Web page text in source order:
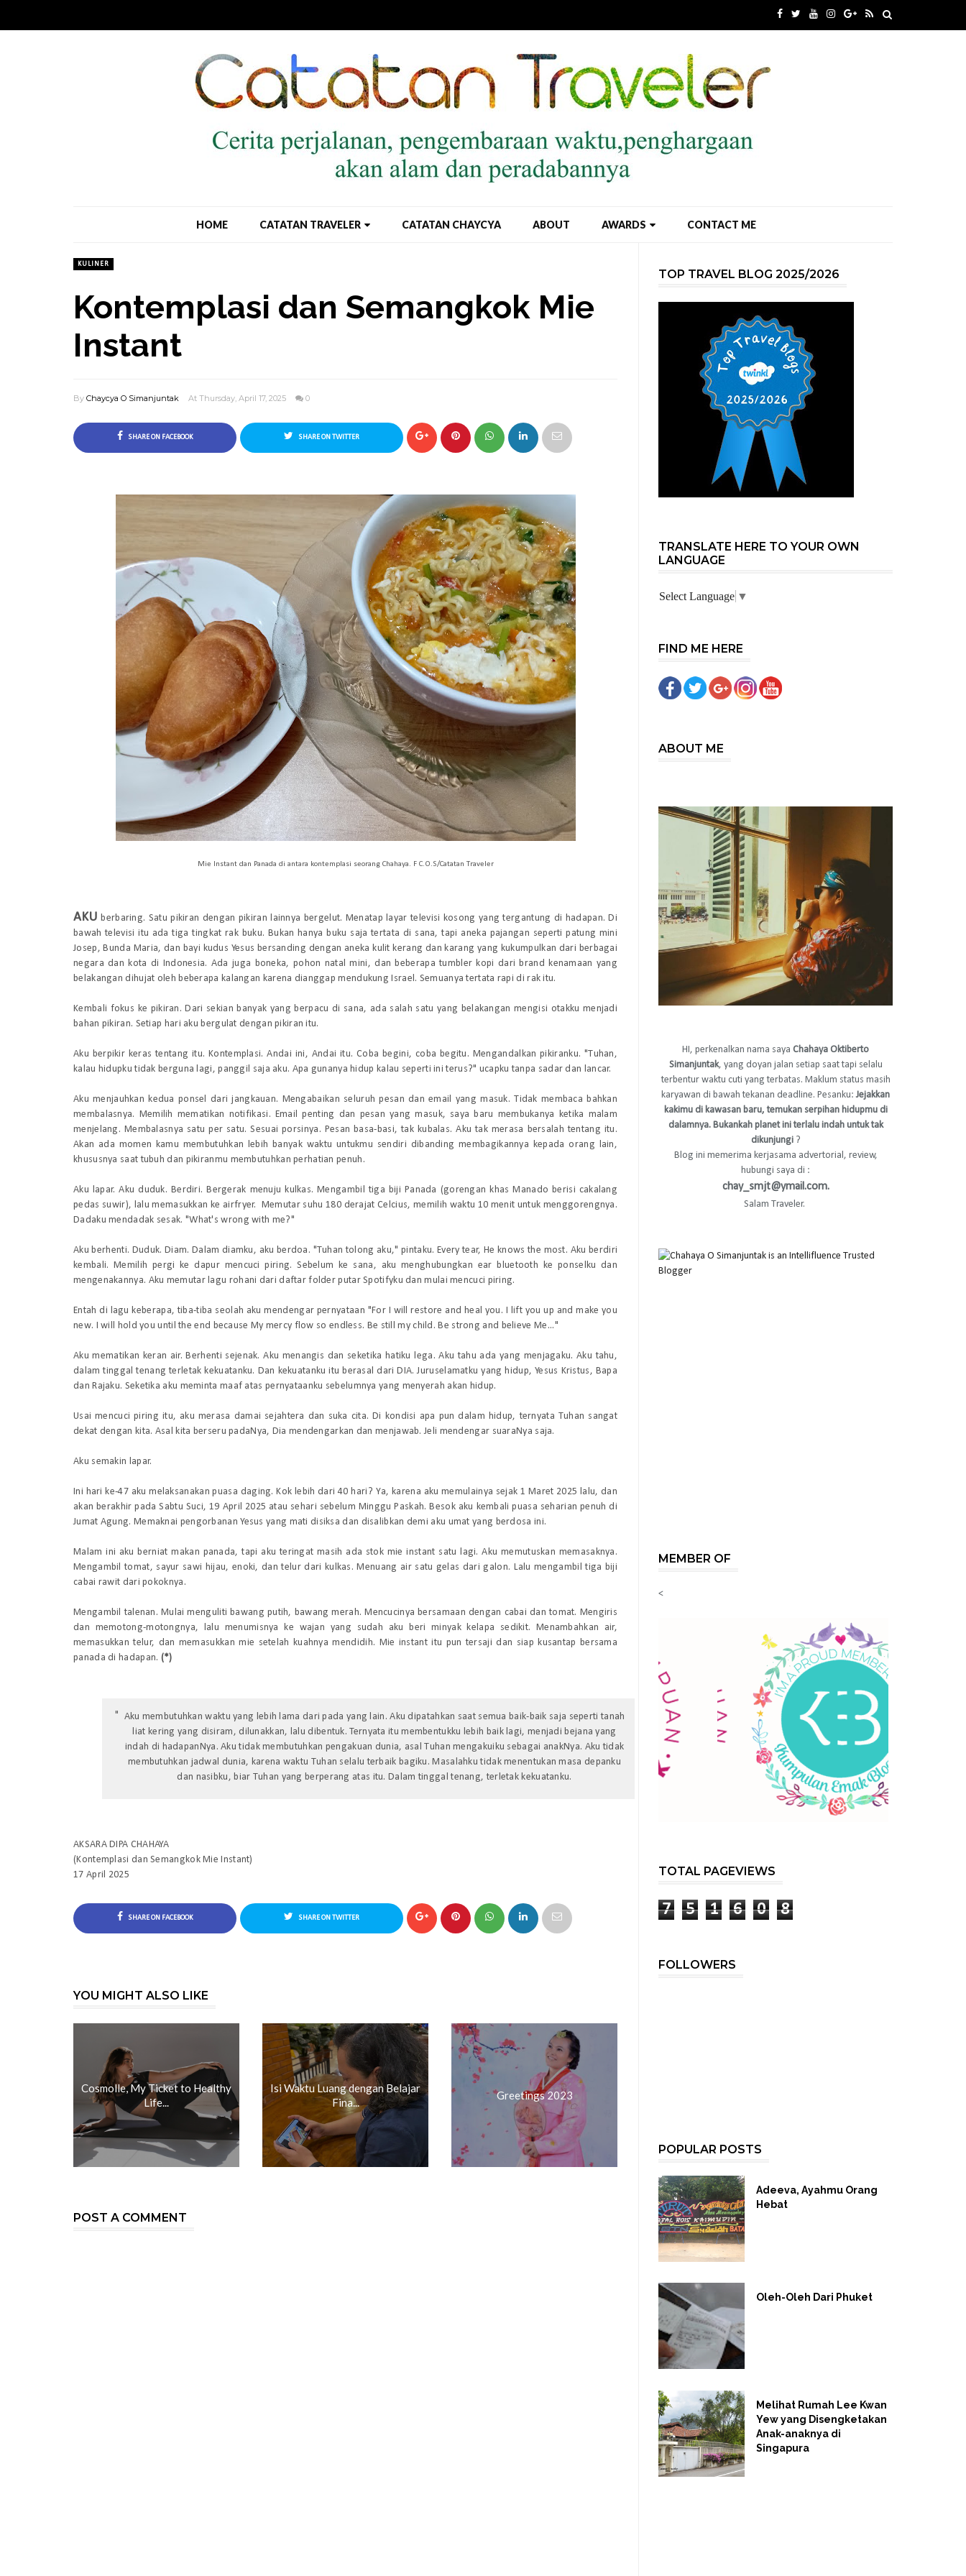
HOME CATATAN TRAVELER CATATAN CHAYCYA ABOUT AWARDS CONTACT ME
KULINER
Kontemplasi dan Semangkok Mie
Instant
By Chaycya O Simanjuntak At Thursday, April 17, 2025 0
SHARE ON FACEBOOK SHARE ON TWITTER
Mie Instant dan Panada di antara kontemplasi seorang Chahaya. F C.O.S/Catatan Traveler
AKU berbaring. Satu pikiran dengan pikiran lainnya bergelut. Menatap layar televisi kosong yang tergantung di hadapan. Di
bawah televisi itu ada tiga tingkat rak buku. Bukan hanya buku saja tertata di sana, tapi aneka pajangan seperti patung mini
Josep, Bunda Maria, dan bayi kudus Yesus bersanding dengan aneka kulit kerang dan karang yang kukumpulkan dari berbagai
negara dan kota di Indonesia. Ada juga boneka, pohon natal mini, dan beberapa tumbler kopi dari brand kenamaan yang
belakangan dihujat oleh beberapa kalangan karena dianggap mendukung Israel. Semuanya tertata rapi di rak itu.
Kembali fokus ke pikiran. Dari sekian banyak yang berpacu di sana, ada salah satu yang belakangan mengisi otakku menjadi
bahan pikiran. Setiap hari aku bergulat dengan pikiran itu.
Aku berpikir keras tentang itu. Kontemplasi. Andai ini, Andai itu. Coba begini, coba begitu. Mengandalkan pikiranku. "Tuhan,
kalau hidupku tidak berguna lagi, panggil saja aku. Apa gunanya hidup kalau seperti ini terus?" ucapku tanpa sadar dan lancar.
Aku menjauhkan kedua ponsel dari jangkauan. Mengabaikan seluruh pesan dan email yang masuk. Tidak membaca bahkan
membalasnya. Memilih mematikan notifikasi. Email penting dan pesan yang masuk, saya baru membukanya ketika malam
menjelang. Membalasnya satu per satu. Sesuai porsinya. Pesan basa-basi, tak kubalas. Aku tak merasa bersalah tentang itu.
Akan ada momen kamu membutuhkan lebih banyak waktu untukmu sendiri dibanding membagikannya kepada orang lain,
khususnya saat tubuh dan pikiranmu membutuhkan perhatian penuh.
Aku lapar. Aku duduk. Berdiri. Bergerak menuju kulkas. Mengambil tiga biji Panada (gorengan khas Manado berisi cakalang
pedas suwir), lalu memasukkan ke airfryer. Memutar suhu 180 derajat Celcius, memilih waktu 10 menit untuk menggorengnya.
Dadaku mendadak sesak. "What's wrong with me?"
Aku berhenti. Duduk. Diam. Dalam diamku, aku berdoa. "Tuhan tolong aku," pintaku.Every tear, He knows the most. Aku berdiri
kembali. Memilih pergi ke dapur mencuci piring. Sebelum ke sana, aku menghubungkan ear bluetooth ke ponselku dan
mengenakannya. Aku memutar lagu rohani dari daftar folder putar Spotifyku dan mulai mencuci piring.
Entah di lagu keberapa, tiba-tiba seolah aku mendengar pernyataan "For I will restore and heal you. I lift you up and make you
new. I will hold you until the end because My mercy flow so endless. Be still my child. Be strong and believe Me ..."
Aku mematikan keran air. Berhenti sejenak. Aku menangis dan seketika hatiku lega. Aku tahu ada yang menjagaku. Aku tahu,
dalam tinggal tenang terletak kekuatanku. Dan kekuatanku itu berasal dari DIA. Juruselamatku yang hidup, Yesus Kristus, Bapa
dan Rajaku. Seketika aku meminta maaf atas pernyataanku sebelumnya yang menyerah akan hidup.
Usai mencuci piring itu, aku merasa damai sejahtera dan suka cita. Di kondisi apa pun dalam hidup, ternyata Tuhan sangat
dekat dengan kita. Asal kita berseru padaNya, Dia mendengarkan dan menjawab. Jeli mendengar suaraNya saja.
Aku semakin lapar.
Ini hari ke-47 aku melaksanakan puasa daging. Kok lebih dari 40 hari? Ya, karena aku memulainya sejak 1 Maret 2025 lalu, dan
akan berakhir pada Sabtu Suci, 19 April 2025 atau sehari sebelum Minggu Paskah. Besok aku kembali puasa seharian penuh di
Jumat Agung. Memaknai pengorbanan Yesus yang mati disiksa dan disalibkan demi aku umat yang berdosa ini.
Malam ini aku berniat makan panada, tapi aku teringat masih ada stok mie instant satu lagi. Aku memutuskan memasaknya.
Mengambil tomat, sayur sawi hijau, enoki, dan telur dari kulkas. Menuang air satu gelas dari galon. Lalu mengambil tiga biji
cabai rawit dari pokoknya.
Mengambil talenan. Mulai menguliti bawang putih, bawang merah. Mencucinya bersamaan dengan cabai dan tomat. Mengiris
dan memotong-motongnya, lalu menumisnya ke wajan yang sudah aku beri minyak kelapa sedikit. Menambahkan air,
memasukkan telur, dan memasukkan mie setelah kuahnya mendidih. Mie instant itu pun tersaji dan siap kusantap bersama
panada di hadapan. (*)
Aku membutuhkan waktu yang lebih lama dari pada yang lain. Aku dipatahkan saat semua baik-baik saja seperti tanah
liat kering yang disiram, dilunakkan, lalu dibentuk. Ternyata itu membentukku lebih baik lagi, menjadi bejana yang
indah di hadapanNya. Aku tidak membutuhkan pengakuan dunia, asal Tuhan mengakuiku sebagai anakNya. Aku tidak
membutuhkan jadwal dunia, karena waktu Tuhan selalu terbaik bagiku. Masalahku tidak menentukan masa depanku
dan nasibku, biar Tuhan yang berperang atas itu. Dalam tinggal tenang, terletak kekuatanku.
AKSARA DIPA CHAHAYA
(Kontemplasi dan Semangkok Mie Instant)
17 April 2025
SHARE ON FACEBOOK SHARE ON TWITTER
YOU MIGHT ALSO LIKE
Cosmolle, My Ticket to Healthy
Life...
Isi Waktu Luang dengan Belajar
Fina...
Greetings 2023
POST A COMMENT
TOP TRAVEL BLOG 2025/2026
TRANSLATE HERE TO YOUR OWN
LANGUAGE
Select Language ▼
FIND ME HERE
ABOUT ME
HI, perkenalkan nama saya Chahaya Oktiberto
Simanjuntak, yang doyan jalan setiap saat tapi selalu
terbentur waktu cuti yang terbatas. Maklum status masih
karyawan di bawah tekanan deadline. Pesanku:Jejakkan
kakimu di kawasan baru, temukan serpihan hidupmu di
dalamnya. Bukankah planet ini terlalu indah untuk tak
dikunjungi?
Blog ini memerima kerjasama advertorial, review,
hubungi saya di :
chay_smjt@ymail.com.
Salam Traveler.
MEMBER OF
<
TOTAL PAGEVIEWS
7 5 1 6 0 8
FOLLOWERS
POPULAR POSTS
Adeeva, Ayahmu Orang
Hebat
Oleh-Oleh Dari Phuket
Melihat Rumah Lee Kwan
Yew yang Disengketakan
Anak-anaknya di
Singapura